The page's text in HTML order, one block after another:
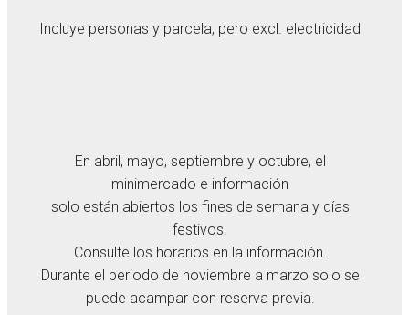
Incluye personas y parcela, pero excl. electricidad
En abril, mayo, septiembre y octubre, el
minimercado e información
solo están abiertos los fines de semana y días
festivos.
Consulte los horarios en la información.
Durante el periodo de noviembre a marzo solo se
puede acampar con reserva previa.